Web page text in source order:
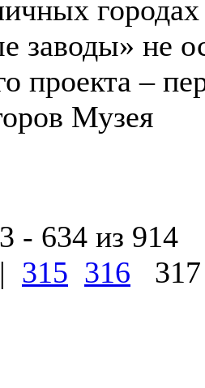
заводы» не
проекта –
Музея
- 634 из 914
| 315 316